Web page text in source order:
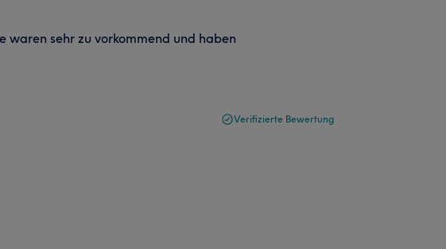
waren sehr zu vorkommend und haben
Verifizierte Bewertung